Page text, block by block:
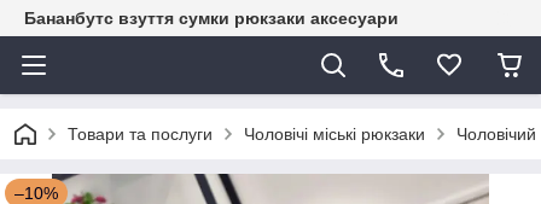
Бананбутс взуття сумки рюкзаки аксесуари
Товари та послуги Чоловічі міські рюкзаки
–10%